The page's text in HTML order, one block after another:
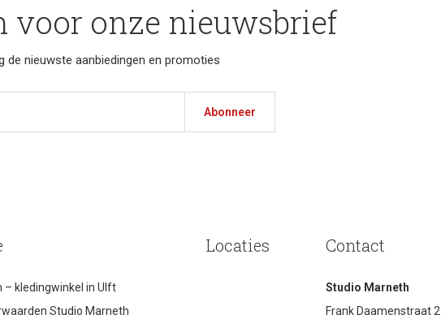
voor onze nieuwsbrief
de nieuwste aanbiedingen en promoties
Abonneer
– kledingwinkel in Ulft
Studio Marneth
Locaties Contact
Studio Marneth
Frank Daamenstraat 2